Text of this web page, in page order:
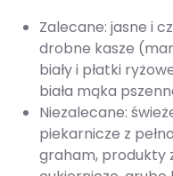
Zalecane: jasne i
drobne kasze
biały i płatki
biała mąka
Niezalecane:
piekarnicze z
graham, produkty